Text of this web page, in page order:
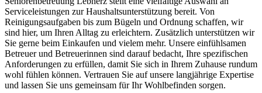
Serviceleistungen zur Haushaltsunterstützung bereit. Von
Reinigungsaufgaben bis zum Bügeln und Ordnung schaffen, wir
sind hier, um Ihren Alltag zu erleichtern. Zusätzlich unterstützen wir
Sie gerne beim Einkaufen und vielem mehr. Unsere einfühlsamen
Betreuer und Betreuerinnen sind darauf bedacht, Ihre spezifischen
Anforderungen zu erfüllen, damit Sie sich in Ihrem Zuhause rundum
wohl fühlen können. Vertrauen Sie auf unsere langjährige Expertise
und lassen Sie uns gemeinsam für Ihr Wohlbefinden sorgen.